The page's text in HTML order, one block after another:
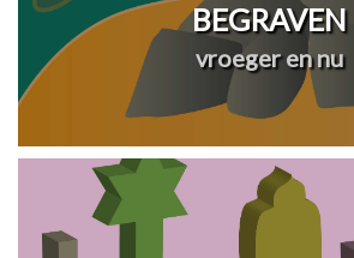
BEGRAVEN
vroeger en nu